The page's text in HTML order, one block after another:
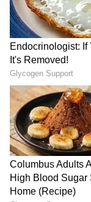
ನಿರ್ಮಾಣವಾದ 3
ಮತ್ತು ನೀರಿನ
6. ರಾಜ್ಯವ್ಯಾಪಿ
ಬೆಂಗಳೂರು
ಖಾತಾ ಆಸ್ತಿಗಳಿಗೆ
ವಿಸ್ತರಿಸಲು ಸಚಿವ
ಅದರ ಪ್ರಕಾರ
ಖಾತಾ ಆಸ್ತಿಗಳಿಗೆ
ಆಸ್ತಿಗಳಿಗೆ